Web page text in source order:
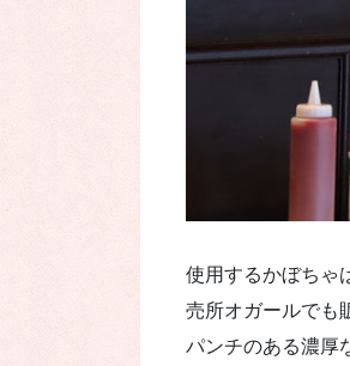
使用するかぼちゃ
売所オガールでも
パンチのある濃厚